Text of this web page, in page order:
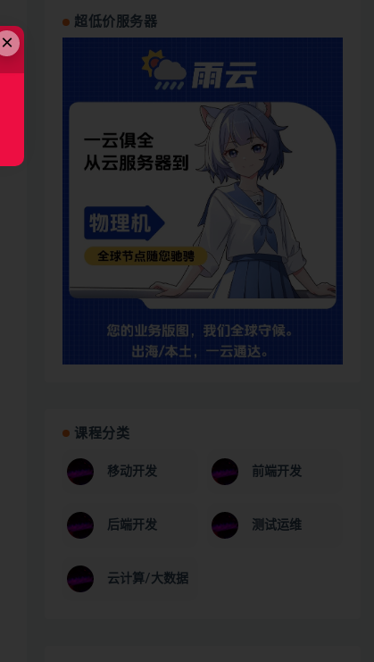
超低价服务器
课程分类
移动开发 前端开发
后端开发 测试运维
云计算/大数据
×